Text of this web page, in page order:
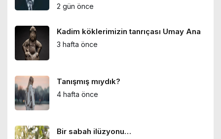
2 gün önce
Kadim köklerimizin tanrıçası Umay Ana
3 hafta önce
Tanışmış mıydık?
4 hafta önce
Bir sabah ilüzyonu…